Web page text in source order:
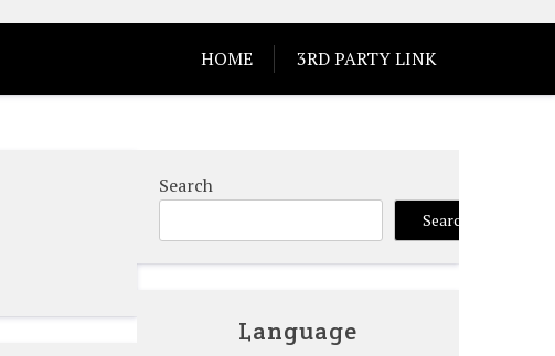
HOME 3RD PARTY LINK
Search
Search
Language